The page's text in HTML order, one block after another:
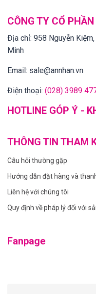
CÔNG TY CỔ
Địa chỉ: 958 Nguyễn
Minh
Email: sale@annhan.vn
Điện thoại: (028) 3989
HOTLINE GÓP Ý -
THÔNG TIN THAM
Câu hỏi thường gặp
Hướng dẫn đặt hàng và
Liên hệ với chúng tôi
Quy định về pháp lý đối với
Fanpage